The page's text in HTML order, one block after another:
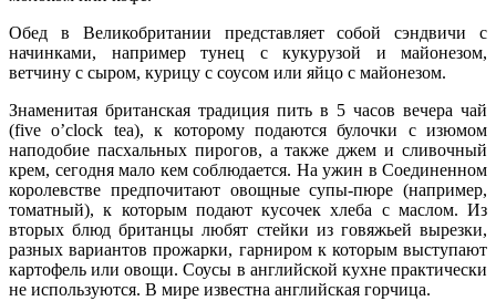
Обед в Великобритании представляет собой сэндвичи с
начинками, например тунец с кукурузой и майонезом,
ветчину с сыром, курицу с соусом или яйцо с майонезом.
Знаменитая британская традиция пить в 5 часов вечера чай
(five o’clock tea), к которому подаются булочки с изюмом
наподобие пасхальных пирогов, а также джем и сливочный
крем, сегодня мало кем соблюдается. На ужин в Соединенном
королевстве предпочитают овощные супы-пюре (например,
томатный), к которым подают кусочек хлеба с маслом. Из
вторых блюд британцы любят стейки из говяжьей вырезки,
разных вариантов прожарки, гарниром к которым выступают
картофель или овощи. Соусы в английской кухне практически
не используются. В мире известна английская горчица.